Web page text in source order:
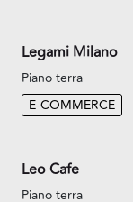
Legami Milano
Piano terra
E-COMMERCE
Leo Cafe
Piano terra